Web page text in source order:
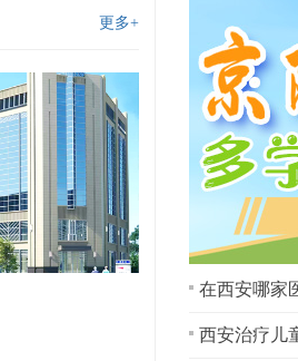
更多+
在西安哪家
西安治疗儿